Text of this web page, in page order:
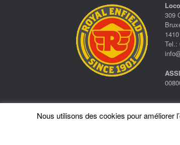
309
Tel.:
Nous utilisons des cookies pour améliorer